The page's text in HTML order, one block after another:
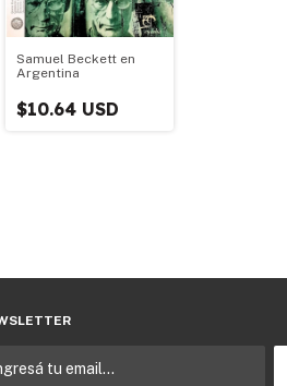
Samuel Beckett en
Argentina
$10.64 USD